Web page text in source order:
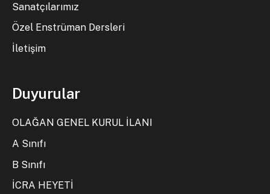
Sanatçılarımız
Özel Enstrüman Dersleri
İletişim
Duyurular
OLAĞAN GENEL KURUL İLANI
A Sınıfı
B Sınıfı
İCRA HEYETİ